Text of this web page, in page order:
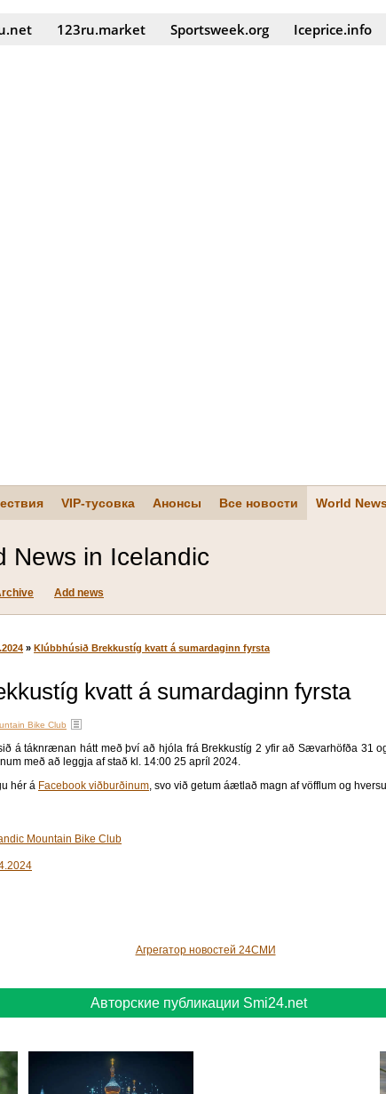
123ru.market Sportsweek.org Iceprice.info
VIP-тусовка Анонсы Все новости World
News in Icelandic
Add news
» Klúbbhúsið Brekkustíg kvatt á sumardaginn fyrsta
kvatt á sumardaginn fyrsta
Bike Club
á táknrænan hátt með því að hjóla frá Brekkustíg 2 yfir að Sævarhöfða 31
með að leggja af stað kl. 14:00 25 apríl 2024.
hér á Facebook viðburðinum, svo við getum áætlað magn af vöfflum og
Mountain Bike Club
Агрегатор новостей 24СМИ
Авторские публикации Smi24.net